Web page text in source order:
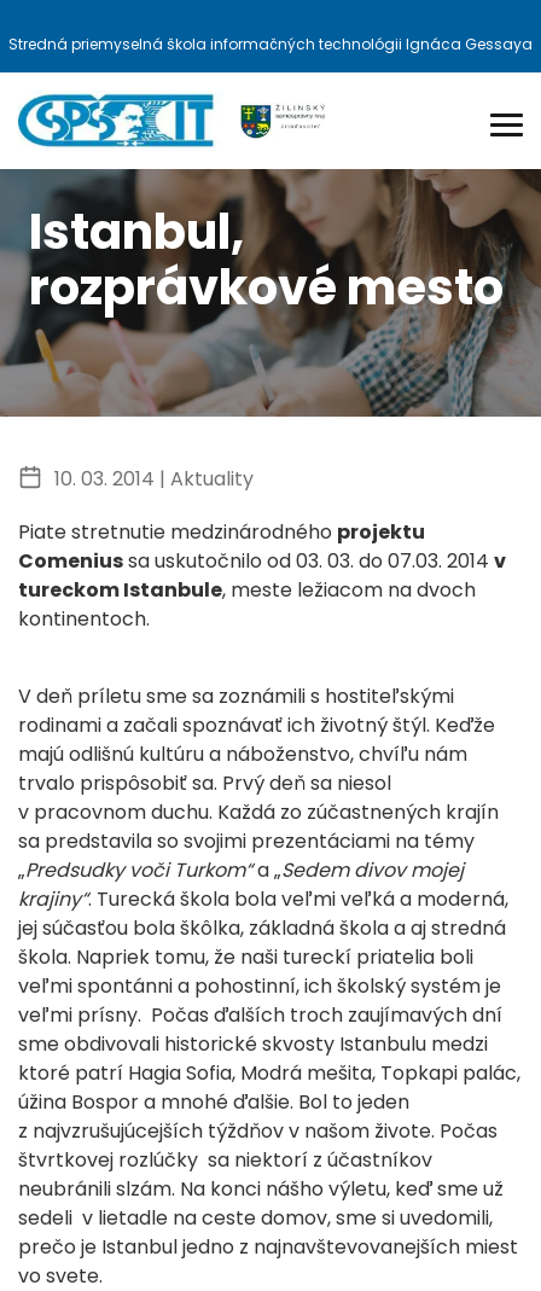
Stredná priemyselná škola informačných technológii Ignáca Gessaya
Istanbul,
rozprávkové mesto
10. 03. 2014 | Aktuality
Piate stretnutie medzinárodného projektu
Comeniussa uskutočnilo od 03. 03. do 07.03. 2014 v
tureckom Istanbule, meste ležiacom na dvoch
kontinentoch.
V deň príletu sme sa zoznámili s hostiteľskými
rodinami a začali spoznávať ich životný štýl. Keďže
majú odlišnú kultúru a náboženstvo, chvíľu nám
trvalo prispôsobiť sa. Prvý deň sa niesol
v pracovnom duchu. Každá zo zúčastnených krajín
sa predstavila so svojimi prezentáciami na témy
„Predsudky voči Turkom“a „Sedem divov mojej
krajiny“. Turecká škola bola veľmi veľká a moderná,
jej súčasťou bola škôlka, základná škola a aj stredná
škola. Napriek tomu, že naši tureckí priatelia boli
veľmi spontánni a pohostinní, ich školský systém je
veľmi prísny. Počas ďalších troch zaujímavých dní
sme obdivovali historické skvosty Istanbulu medzi
ktoré patrí Hagia Sofia, Modrá mešita, Topkapi palác,
úžina Bospor a mnohé ďalšie. Bol to jeden
z najvzrušujúcejších týždňov v našom živote. Počas
štvrtkovej rozlúčky sa niektorí z účastníkov
neubránili slzám. Na konci nášho výletu, keď sme už
sedeli v lietadle na ceste domov, sme si uvedomili,
prečo je Istanbul jedno z najnavštevovanejších miest
vo svete.